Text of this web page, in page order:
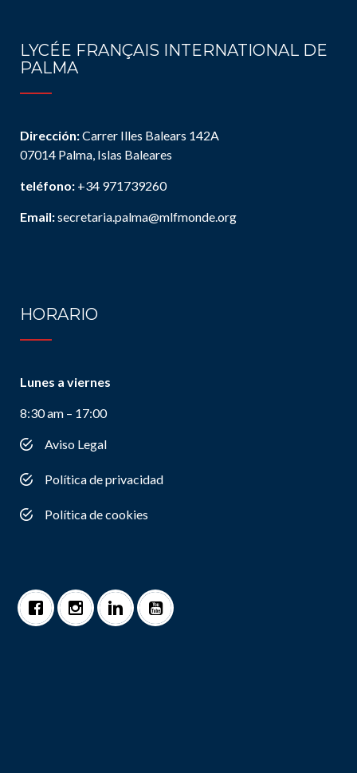
LYCÉE FRANÇAIS INTERNATIONAL DE
PALMA
Dirección:Carrer Illes Balears 142A
07014 Palma, Islas Baleares
teléfono: +34 971739260
Email:secretaria.palma@mlfmonde.org
HORARIO
Lunes a viernes
8:30 am – 17:00
Aviso Legal
Política de privacidad
Política de cookies